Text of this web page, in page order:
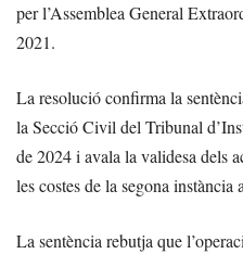
per l’Assemblea General
2021.
La resolució confirma la
la Secció Civil del Tribunal
de 2024 i avala la validesa dels
les costes de la segona instància
La sentència rebutja que